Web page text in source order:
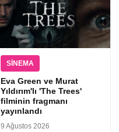
SINEMA
Eva Green ve Murat
Yıldırım'lı 'The Trees'
filminin fragmanı
yayınlandı
9 Ağustos 2026